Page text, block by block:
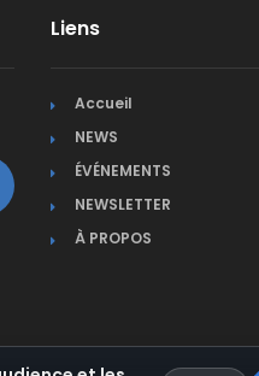
Liens
Accueil
NEWS
ÉVÉNEMENTS
NEWSLETTER
À PROPOS